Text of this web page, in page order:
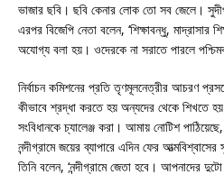
ভাজার ছবি। ছবি কেনার লোক তো সব জেলে।
এরপর বিজেপি নেতা বলেন, ‘শিক্ষাবন্ধু, মাদ্রাসার
অযোগ্য বলা হয়। ওদেরকে না সরাতে পারলে
নির্বাচন কমিশনের প্রতি তৃণমূলনেত্রীর আচরণ
কীভাবে শ্রদ্ধা করতে হয় অন্যদের থেকে শিখতে
সংবিধানকে চ্যালেঞ্জ করা। আমায় নোটিশ
নন্দীগ্রামে জয়ের ব্যাপারে এদিন ফের
তিনি বলেন, ‘নন্দীগ্রামে জেতা হবে। আপনাদের